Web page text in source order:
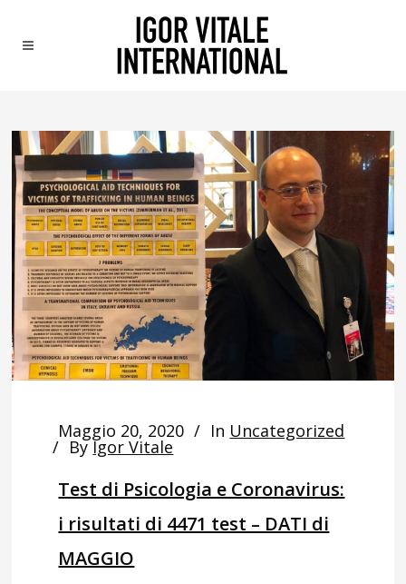
Maggio 20, 2020 In Uncategorized
By Igor Vitale
Test di Psicologia e Coronavirus:
i risultati di 4471 test – DATI di
MAGGIO